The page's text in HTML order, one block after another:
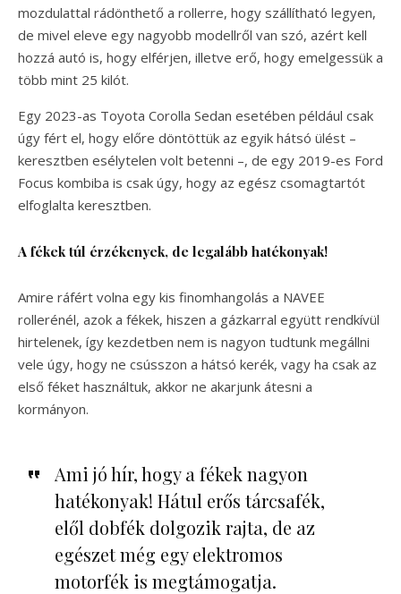
mozdulattal rádönthető a rollerre, hogy szállítható legyen,
de mivel eleve egy nagyobb modellről van szó, azért kell
hozzá autó is, hogy elférjen, illetve erő, hogy emelgessük a
több mint 25 kilót.
Egy 2023-as Toyota Corolla Sedan esetében például csak
úgy fért el, hogy előre döntöttük az egyik hátsó ülést –
keresztben esélytelen volt betenni –, de egy 2019-es Ford
Focus kombiba is csak úgy, hogy az egész csomagtartót
elfoglalta keresztben.
A fékek túl érzékenyek, de legalább hatékonyak!
Amire ráfért volna egy kis finomhangolás a NAVEE
rollerénél, azok a fékek, hiszen a gázkarral együtt rendkívül
hirtelenek, így kezdetben nem is nagyon tudtunk megállni
vele úgy, hogy ne csússzon a hátsó kerék, vagy ha csak az
első féket használtuk, akkor ne akarjunk átesni a
kormányon.
Ami jó hír, hogy a fékek nagyon
hatékonyak! Hátul erős tárcsafék,
elől dobfék dolgozik rajta, de az
egészet még egy elektromos
motorfék is megtámogatja.